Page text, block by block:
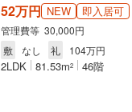
52万円 NEW 即入居可
管理費等 30,000円
敷
なし 礼 104万円
2LDK 81.53m2 46階